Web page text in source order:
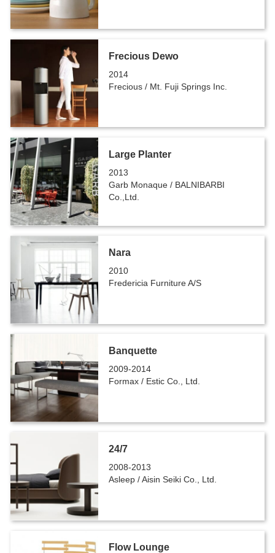
Frecious Dewo
2014
Frecious / Mt. Fuji Springs Inc.
Large Planter
2013
Garb Monaque / BALNIBARBI
Co.,Ltd.
Nara
2010
Fredericia Furniture A/S
Banquette
2009-2014
Formax / Estic Co., Ltd.
24/7
2008-2013
Asleep / Aisin Seiki Co., Ltd.
Flow Lounge